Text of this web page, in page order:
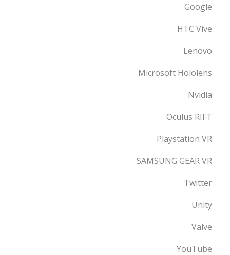
Google
HTC Vive
Lenovo
Microsoft Hololens
Nvidia
Oculus RIFT
Playstation VR
SAMSUNG GEAR VR
Twitter
Unity
Valve
YouTube